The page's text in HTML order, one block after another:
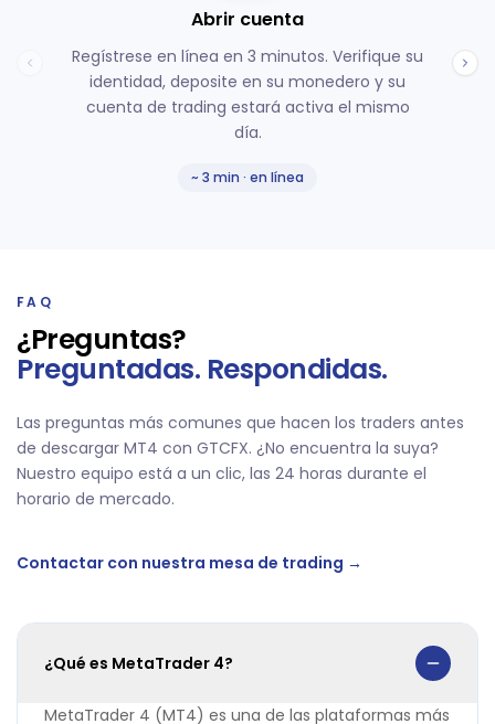
Abrir cuenta
Regístrese en línea en 3 minutos. Verifique su
identidad, deposite en su monedero y su
cuenta de trading estará activa el mismo
día.
~ 3 min · en línea
FAQ
¿Preguntas?
Preguntadas. Respondidas.
Las preguntas más comunes que hacen los traders antes
de descargar MT4 con GTCFX. ¿No encuentra la suya?
Nuestro equipo está a un clic, las 24 horas durante el
horario de mercado.
Contactar con nuestra mesa de trading →
¿Qué es MetaTrader 4?
MetaTrader 4 (MT4) es una de las plataformas más